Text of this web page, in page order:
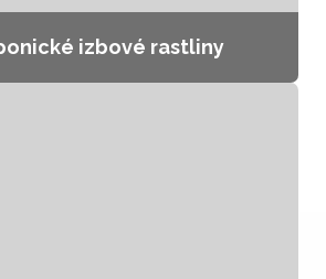
izbové rastliny